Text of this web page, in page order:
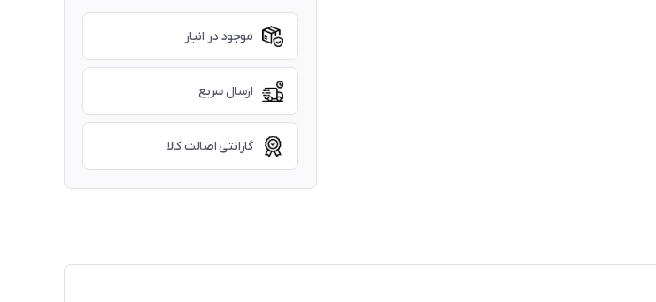
موجود در انبار
ارسال سریع
گارانتی اصالت کالا